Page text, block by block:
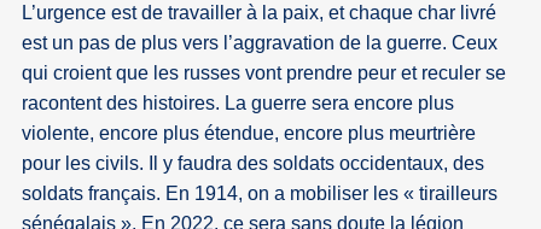
L’urgence est de travailler à la paix, et chaque char livré
est un pas de plus vers l’aggravation de la guerre. Ceux
qui croient que les russes vont prendre peur et reculer se
racontent des histoires. La guerre sera encore plus
violente, encore plus étendue, encore plus meurtrière
pour les civils. Il y faudra des soldats occidentaux, des
soldats français. En 1914, on a mobiliser les « tirailleurs
sénégalais ». En 2022, ce sera sans doute la légion